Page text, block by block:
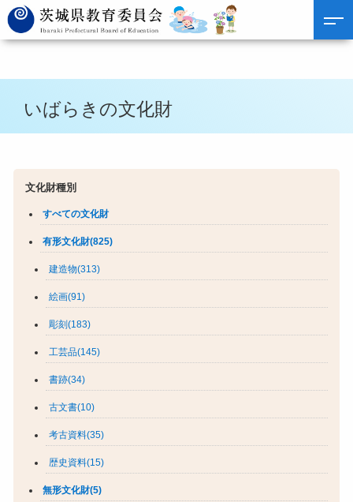
いばらきの文化財
文化財種別
すべての文化財
有形文化財(825)
建造物(313)
絵画(91)
彫刻(183)
工芸品(145)
書跡(34)
古文書(10)
考古資料(35)
歴史資料(15)
無形文化財(5)